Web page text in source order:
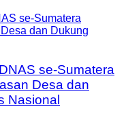
se-Sumatera
Desa dan
Nasional